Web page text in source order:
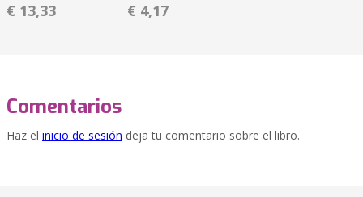
€ 13,33 € 4,17
Comentarios
Haz el inicio de sesión deja tu comentario sobre el libro.